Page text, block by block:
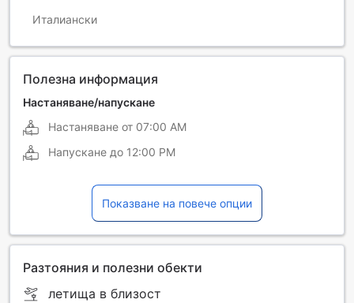
Италиански
Полезна информация
Настаняване/напускане
Настаняване от 07:00 AM
Напускане до 12:00 PM
Показване на повече опции
Разтояния и полезни обекти
летища в близост